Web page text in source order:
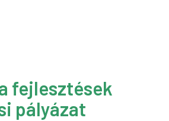
fejlesztések
pályázat